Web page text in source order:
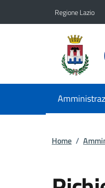
Regione Lazio
Home /